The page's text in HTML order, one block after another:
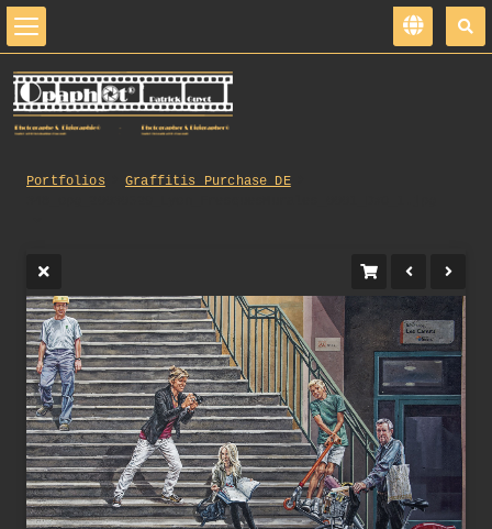
Portfolios
Graffitis_Purchase_DE